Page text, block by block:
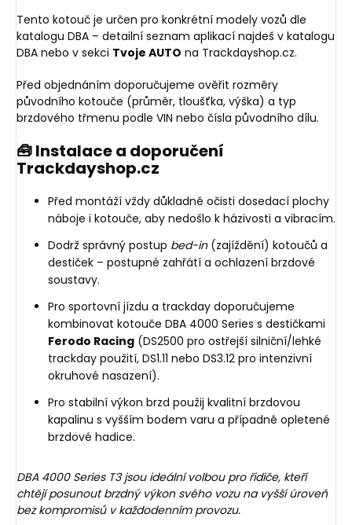
Tento kotouč je určen pro konkrétní modely vozů dle
katalogu DBA – detailní seznam aplikací najdeš v katalogu
DBA nebo v sekci Tvoje AUTO na Trackdayshop.cz.
Před objednáním doporučujeme ověřit rozměry
původního kotouče (průměr, tloušťka, výška) a typ
brzdového třmenu podle VIN nebo čísla původního dílu.
🧰 Instalace a doporučení
Trackdayshop.cz
Před montáží vždy důkladně očisti dosedací plochy
náboje i kotouče, aby nedošlo k házivosti a vibracím.
Dodrž správný postup bed-in(zajíždění) kotoučů a
destiček – postupné zahřátí a ochlazení brzdové
soustavy.
Pro sportovní jízdu a trackday doporučujeme
kombinovat kotouče DBA 4000 Series s destičkami
Ferodo Racing (DS2500 pro ostřejší silniční/lehké
trackday použití, DS1.11 nebo DS3.12 pro intenzivní
okruhové nasazení).
Pro stabilní výkon brzd použij kvalitní brzdovou
kapalinu s vyšším bodem varu a případně opletené
brzdové hadice.
DBA 4000 Series T3 jsou ideální volbou pro řidiče, kteří
chtějí posunout brzdný výkon svého vozu na vyšší úroveň
bez kompromisů v každodenním provozu.